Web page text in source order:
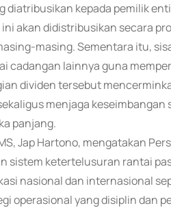
diatribusikan kepada pemilik
akan didistribusikan secara
masing. Sementara itu,
cadangan lainnya guna
dividen tersebut
menjaga
panjang.
Jap Hartono, mengatakan
sistem ketertelusuran rantai
nasional dan internasional
operasional yang disiplin dan